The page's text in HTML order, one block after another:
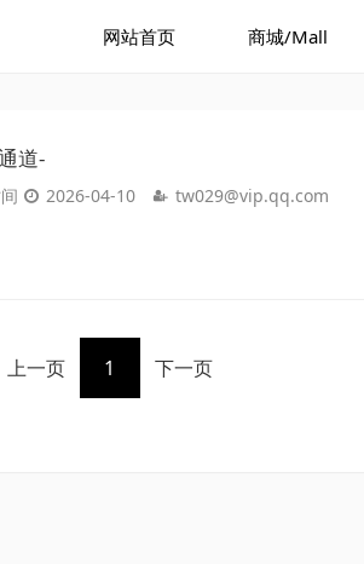
网站首页 商城/Mall
道-
2026-04-10 tw029@vip.qq.com
上一页 1 下一页